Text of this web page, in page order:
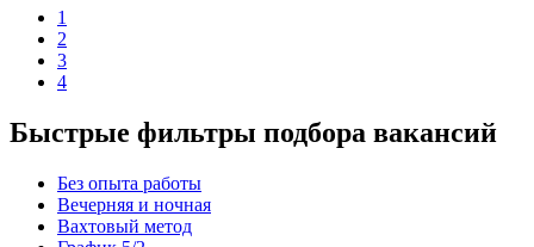
1
2
3
4
Быстрые фильтры подбора вакансий
Без опыта работы
Вечерняя и ночная
Вахтовый метод